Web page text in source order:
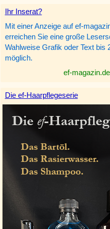
Ihr Inserat?
Mit einer Anzeige auf ef-
erreichen Sie eine große
Wahlweise Grafik oder Text bis
möglich.
ef-
Die ef-Haarpflegeserie